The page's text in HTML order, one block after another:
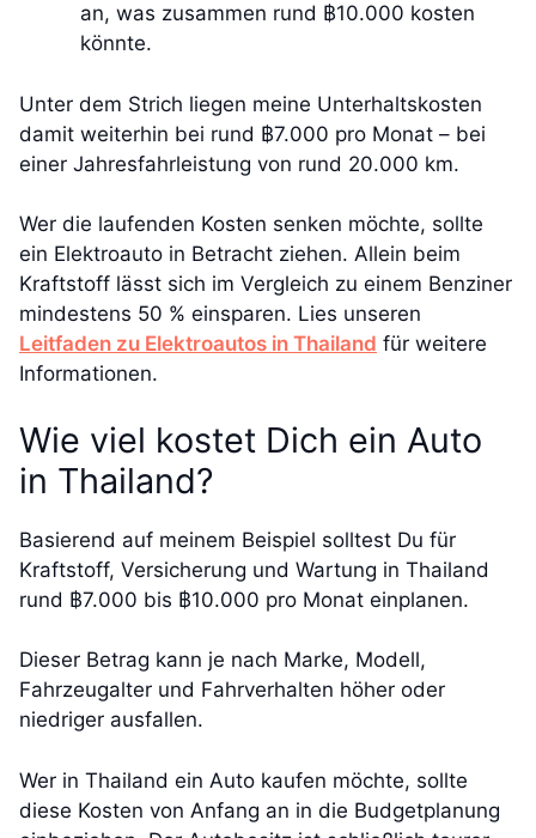
an, was zusammen rund ฿10.000 kosten
könnte.
Unter dem Strich liegen meine Unterhaltskosten
damit weiterhin bei rund ฿7.000 pro Monat – bei
einer Jahresfahrleistung von rund 20.000 km.
Wer die laufenden Kosten senken möchte, sollte
ein Elektroauto in Betracht ziehen. Allein beim
Kraftstoff lässt sich im Vergleich zu einem Benziner
mindestens 50 % einsparen. Lies unseren
Leitfaden zu Elektroautos in Thailand für weitere
Informationen.
Wie viel kostet Dich ein Auto
in Thailand?
Basierend auf meinem Beispiel solltest Du für
Kraftstoff, Versicherung und Wartung in Thailand
rund ฿7.000 bis ฿10.000 pro Monat einplanen.
Dieser Betrag kann je nach Marke, Modell,
Fahrzeugalter und Fahrverhalten höher oder
niedriger ausfallen.
Wer in Thailand ein Auto kaufen möchte, sollte
diese Kosten von Anfang an in die Budgetplanung